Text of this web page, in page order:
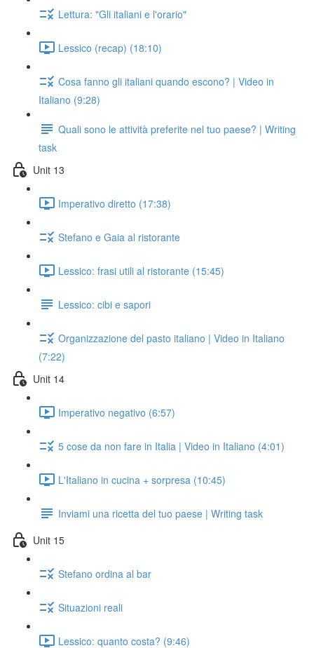
Lettura: "Gli italiani e l'orario"
Lessico (recap) (18:10)
Cosa fanno gli italiani quando escono? | Video in
Italiano (9:28)
Quali sono le attività preferite nel tuo paese? | Writing
task
Unit 13
Imperativo diretto (17:38)
Stefano e Gaia al ristorante
Lessico: frasi utili al ristorante (15:45)
Lessico: cibi e sapori
Organizzazione del pasto italiano | Video in Italiano
(7:22)
Unit 14
Imperativo negativo (6:57)
5 cose da non fare in Italia | Video in Italiano (4:01)
L'Italiano in cucina + sorpresa (10:45)
Inviami una ricetta del tuo paese | Writing task
Unit 15
Stefano ordina al bar
Situazioni reali
Lessico: quanto costa? (9:46)